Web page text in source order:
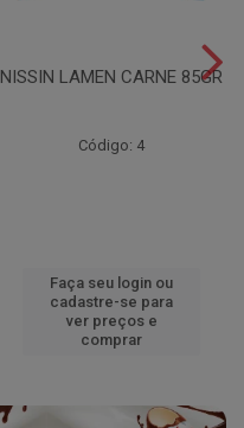
NISSIN LAMEN CARNE 85GR
Código: 4
Faça seu login ou
cadastre-se para
ver preços e
comprar